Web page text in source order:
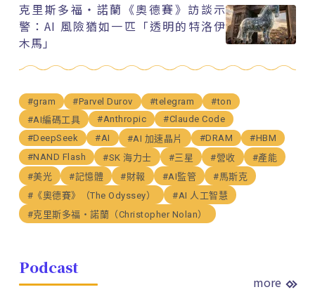
克里斯多福・諾蘭《奧德賽》訪談示
警：AI 風險猶如一匹「透明的特洛伊
木馬」
#gram #Parvel Durov #telegram
#ton
#AI編碼工具
#Anthropic
#Claude Code
#DeepSeek
#AI #AI 加速晶片 #DRAM
#HBM
#NAND Flash
#SK 海力士 #三星 #營收
#產能
#美光
#記憶體 #財報 #AI監管
#馬斯克
#《奧德賽》（The Odyssey）
#AI 人工智慧
#克里斯多福・諾蘭（Christopher Nolan）
Podcast
more